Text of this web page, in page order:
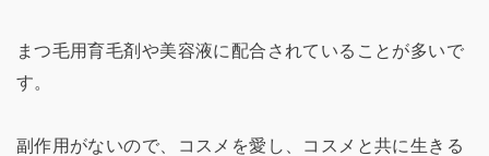
まつ毛用育毛剤や美容液に配合されていることが多いで
す。
副作用がないので、コスメを愛し、コスメと共に生きる